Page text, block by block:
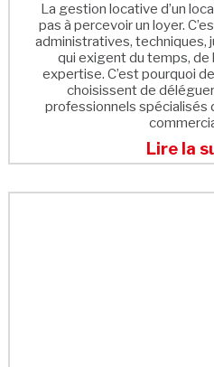
La gestion locative d’un
pas à percevoir un loyer.
administratives, techniques,
qui exigent du temps, de
expertise. C’est pourquoi
choisissent de
professionnels spécialisés
Lire la